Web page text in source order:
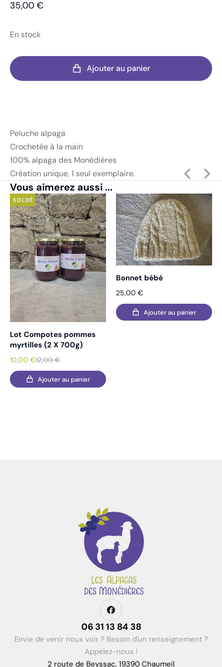
35,00 €
En stock
Ajouter au panier
Peluche alpaga
Crochetée à la main
100% alpaga des Monédières
Création unique, 1 seul exemplaire.
Vous aimerez aussi ...
SOLDÉ
Lot Compotes pommes
myrtilles (2 X 700g)
12,00€
10,00 €
Ajouter au panier
Bonnet bébé
25,00 €
Ajouter au panier
06 31 13 84 38
Envie de venir nous voir ? Besoin d'un renseignement ?
Appelez-nous !
2 route de Beyssac, 19390 Chaumeil